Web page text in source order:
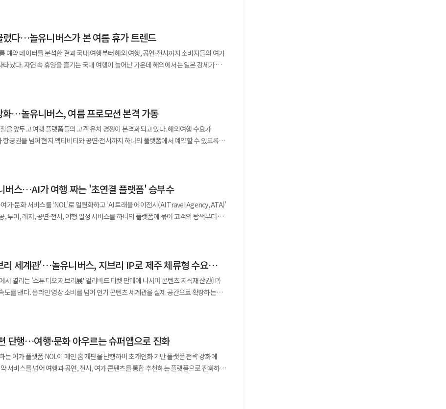
품을 구매하면 응모권을 받을 수 있다. 추첨을 통해 약 1만명에게 공연 입장권을
아티스트 공연과 무료 EDM 애프터파티 등을 통해 차별화된 축제 경험을 제공할
마지막 무료 응모를 마련했다"며 "차별화된 공연 콘텐츠와 다양한 참여 요소를 통해
등 다양한 접점을 통해 고객의 이용 빈도를 높이고 자사 플랫폼 안에서 지속적으로
것이 새로운 경쟁력으로 자리 잡고 있다는 분석이다.
기념해 마련된 공간으로 캐릭터를 구현한 베이커리와 음료, 한정 굿즈를 한곳에서
수 있다. 단순한 식음료 판매 공간을 넘어 팬들이 직접 방문해 머물고 사진을 찍으며
관계자는 "백화점은 단순히 쇼핑을 하는 공간을
움을 얻을 수 있는 콘텐츠를 제공하는 데 중점을 두고 있다"며 "인기 IP의 세계관을
팝업은 사전 예약 오픈 10분 만에 전 회차가 마감됐고, 오픈 후 2주간 약 3만 명이
는 등 고객들의 높은 관심을 확인할 수 있었다"고 했다. 그러면서 "앞으로도
타일을 반영한 콘텐츠를 지속 발굴하고 캐릭터를 비롯한 여러 분야의 IP와 협업해
별화된 체험형 콘텐츠를 확대해 나갈 계획"이라고 밝혔다. 유통업계는 소비자의
으로 자리 잡는 모습이다.
의 출처 표시 문제도 함께 다뤘다. 다만 이날 간담회는 구체적인 책임 분담 원칙이나
로 넓힌다는
이터·AI 분과는 2023년 검색·추천 기준의 주요 변수와 작동 원리를 공개하도록 하는
충분히 대응하기 어렵다. 변경 이력과 사전 통지 기간, 장애 대응 절차, 데이터 처리
. 플랫폼 자율기구는 이번 간담회를 시작으로 플랫폼과 AI
향후 논의가 모델 공급 계약과 서비스 운영 기준에 반영된다면 국내 플랫폼의 AI 의존
임 공백을 줄이는 기반이 될 전망이다.
서 가장 많이 찾은 지역은 경기도로 나타났다. 테마파크·관광지 중에서는 화담숲이
가겠다”고 말했다.
자가 여행지나 숙소를 먼저 정한 뒤
다. 반면 이번 서비스는 AI가 다양한 콘텐츠를 먼저 제안하는 방식으로 이용 경험을
없는 상황에서도 앱을 둘러보며 새로운 여행 아이디어를 얻고 예약으로 이어질 수
색보다 추천 중심 서비스 강화에 집중하고 있다. 이용자의 앱 체류 시간을 늘리고 개인
콘텐츠를 선별한다. 이후 이미지 수집부터 상품 매칭, 콘텐츠 작성까지 전 과정을
맞춤 콘텐츠를 추천한다. 생성형 AI 확산으로 여행 플랫폼의 경쟁
된다. 과거에는 숙소 확보와 가격 경쟁력이 핵심이었다면 앞으로는 AI 기반 개인화
시간 확보가 플랫폼 경쟁력을 좌우하는 요소로 떠오르고 있다는 것이다. 특히 AI가
는 계획이다. IT 업계에서는 AI를 활용한 추천 서비스가 여행 플랫폼의 새로운
심이던 OTA 시장이 개인화 콘텐츠 중심으로 재편될지 주목하고 있다. 윤현모
번 서비스 오픈은 고객이 원하는 것을 찾는 플랫폼을 넘어, 몰랐던 즐거움까지 발견할
렸다…놀유니버스가 본 여름 휴가 트렌드
예약 데이터를 분석한 결과 국내 여행부터 해외 여행, 공연·전시까지 소비자들의 여가
났다. 자연 속 휴양을 즐기는 국내 여행이 늘어난 가운데 해외에서는 일본 강세가
취향 중심의 콘텐츠 소비도 확대되며 여름 성수기 여행·여가 트렌드가 다변화되는
핑·카라반·글램핑 예약은 102% 늘어나 자연 속에서 휴식을 즐기려는 여행 수요가
히 강원은 삼척과 동해, 홍천 등 다양한 지역으로 여행 수요가 분산되며 특정
올여름 국내 숙소 체크인이 가장 많은 날은 제헌절 연휴가
18년 만에 공휴일로 재지정된 제헌절 효과가 여름 성수기 여행 수요를 끌어올린 것으로
뒤를 이었다. 특히 발리 여행 수요가 늘어나면서 인도네시아가 5%를 기록하며 새롭게
유니버설 스튜디오 재팬 입장권 등이 상위권을 차지하며 자유여행을 중심으로 한 현지
면 패키지여행에서는 베트남 나트랑과 중국 청도, 동유럽 상품이 상위권에 오르며
과 스포츠, 전시 분야에서는 취향 중심 소비가 더욱
오르며 e스포츠에 대한 높은 관심도 확인됐다. 전시 부문에서는 '인상주의를 넘어:
을 기록했다. 놀유니버스는 이번 분석이 여행과 여가 소비가
포츠, 전시, 액티비티 등 경험 중심으로 확대되고 있음을 보여주고 있는 것으로
하는 모든 여가를 풍성한 혜택으로 경험할 수 있도록 다양한 프로모션을 이어갈
화…놀유니버스, 여름 프로모션 본격 가동
을 앞두고 여행 플랫폼들의 고객 유치 경쟁이 본격화되고 있다. 해외여행 수요가
공권을 넘어 현지 액티비티와 공연·전시까지 하나의 플랫폼에서 예약할 수 있도록
서고 있다. 29일 놀유니버스는 자사 플랫폼 NOL이 여름
르, 도쿄 스카이라이너, 오사카 난카이 라피트 등 해외 관광지 입장권과 교통 패스를
항공권이나 해외 숙소를 예약한 이용자에게는 액티비티 상품 추가 할인도 적용한다.
팅 수단으로 활용한다. 자체 라이브커머스 서비스 'NOL 라이브'를 통해 홍콩
특가 상품을 선보이는 동시에 에어부산, 대한항공, 싱가포르항공, 티웨이항공 등 주요
오션뷰 호텔과 리조트, 풀빌라
족 단위 관람객을 겨냥한
전시를 비롯해 실내 문화 콘텐츠를 대상으로 할인 쿠폰을 제공하며 신규 구매 고객을
. 항공권과 숙소 예약 이후 현지 체험과 교통, 문화 콘텐츠까지 연계하는 '원스톱 여행
하는 여행과 여가 콘텐츠를 합리적으로 즐길 수 있도록 카테고리별 대표 상품과
있다"며 "해외 액티비티부터 국내 오션뷰 숙소, 시원한 실내 문화 생활까지
함께 그 어느 때보다 알차고 즐거운 여름휴가를 계획하시길 바란다"고 말했다.
버스…AI가 여행 짜는 '초연결 플랫폼' 승부수
가·문화 서비스를 ‘NOL’로 일원화하고 ‘AI 트래블 에이전시(AI Travel Agency, ATA)’
, 투어, 레저, 공연·전시, 여행 일정 서비스를 하나의 플랫폼에 묶어 고객의 탐색부터
비스를 NOL로 통합해 고객에게
대로 이용할 수 있으며 통합 이후에도 기존 예약 내역은 NOL에서 확인할 수 있다.
버십 ‘토핑’도 NOL에서 그대로 이어진다. 놀유니버스가 통합을 서두르는
화가 있다. 과거 온라인 여행사 경쟁이 숙박과 항공 예약 가격 중심이었다면 이제는 여행
티비티, 일정 관리, 재방문까지 이어지는 전체 경험을 누가 장악하느냐가 중요해졌다.
로 숙소와 레저 상품을 추천하는 기능을 공개했다. NOL 통합으로 숙박, 항공, 티켓,
과 개인화 수준도 높아질 수 있다. 기대효과는 교차 판매와 고객 체류
매한 고객에게 숙소와 교통, 주변 맛집과 액티비티를 연결하고 해외여행을 준비하는
·전시 상품을 함께 제안할 수 있다. 플랫폼 내부 데이터가 하나로 쌓이면 가격 제안,
리 세계관'…놀유니버스, 지브리 IP로 제주 체류형 수요
서 열리는 '스튜디오 지브리展' 얼리버드 티켓 판매에 나서며 콘텐츠 지식재산권(IP)
도를 낸다. 온라인 영상 소비를 넘어 인기 콘텐츠 세계관을 실제 공간으로 확장하는
버스는 여름 제주 관광 수요와 지브리 팬덤 수요를 동시에 공략할 계획이다. 26일
로', '하울의 움직이는 성' 등 글로벌 흥행작으로 유명한 일본 애니메이션 제작사
자연경관과 결합한 몰입형 체험 공간으로 구성된 것이 특징이다. 단순 전시 관람을
다. 최근 콘텐츠 업계에서는 인기 IP를 오프라인 체험
게 확산되고 있다. 디즈니와 유니버설스튜디오처럼 콘텐츠 기반 테마 공간이 관광
자리 잡고 있는 가운데 국내에서도 체험형 전시와 팝업스토어, 테마 공간 시장이
단행…여행·문화 아우르는 슈퍼앱으로 진화
는 여가 플랫폼 NOL이 메인 홈 개편을 단행하며 초개인화 기반 플랫폼 전략 강화에
서비스를 넘어 여행과 공연, 전시, 여가 콘텐츠를 통합 추천하는 플랫폼으로 진화하며
내는 것으로 분석된다. 13일 놀유니버스는 NOL 앱(애플리케이션)